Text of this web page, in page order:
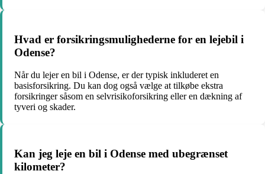
Hvad er forsikringsmulighederne for en lejebil i
Odense?
Når du lejer en bil i Odense, er der typisk inkluderet en
basisforsikring. Du kan dog også vælge at tilkøbe ekstra
forsikringer såsom en selvrisikoforsikring eller en dækning af
tyveri og skader.
Kan jeg leje en bil i Odense med ubegrænset
kilometer?